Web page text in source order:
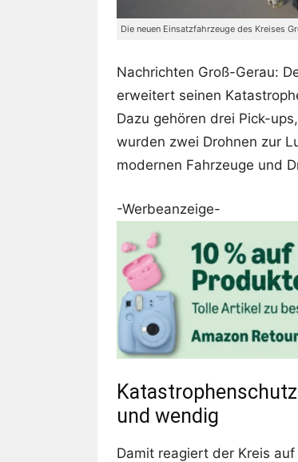
Die neuen Einsatzfahrzeuge des Kreises
Nachrichten Groß-Gerau:
erweitert seinen
Dazu gehören drei Pick-
wurden zwei Drohnen zur
modernen Fahrzeuge und
-Werbeanzeige-
und wendig
Damit reagiert der Kreis